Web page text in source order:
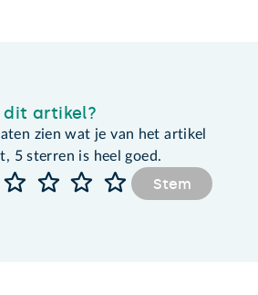
dit artikel?
zien wat je van het artikel
5 sterren is heel goed.
Stem